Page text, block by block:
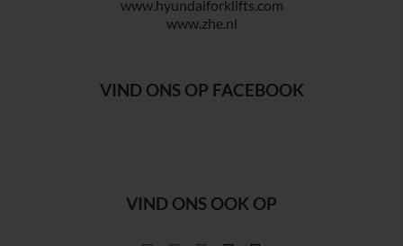
www.hyundaiforklifts.com
www.zhe.nl
VIND ONS OP FACEBOOK
VIND ONS OOK OP